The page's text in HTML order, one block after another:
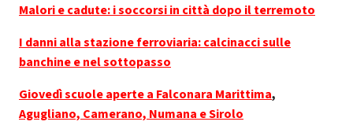
Malori e cadute: i soccorsi in città dopo il terremoto
I danni alla stazione ferroviaria: calcinacci sulle
banchine e nel sottopasso
Giovedì scuole aperte a Falconara Marittima,
Agugliano, Camerano, Numana e Sirolo